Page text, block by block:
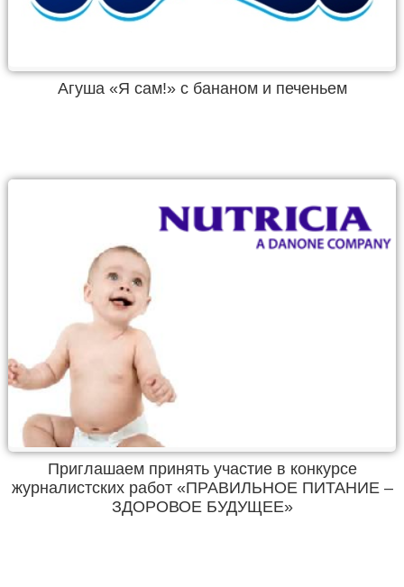
Агуша «Я сам!» с бананом и печеньем
Приглашаем принять участие в конкурсе
журналистских работ «ПРАВИЛЬНОЕ ПИТАНИЕ –
ЗДОРОВОЕ БУДУЩЕЕ»